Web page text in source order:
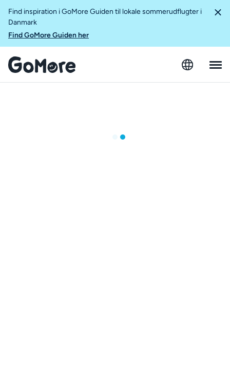
Find inspiration i GoMore Guiden til lokale sommerudflugter i
Danmark
Find GoMore Guiden her